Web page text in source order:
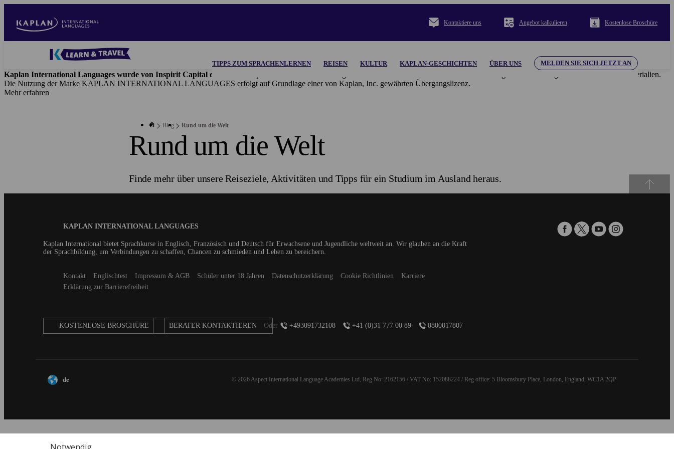
Inhalt
Kontaktiere uns Angebot kalkulieren Kostenlose Broschüre
Blog
Main
navigation
TIPPS ZUM SPRACHENLERNEN REISEN KULTUR KAPLAN-GESCHICHTEN ÜBER UNS MELDEN SIE SICH JETZT AN
Kaplan International Languages wurde von Inspirit Capital erworben.
Kaplan Inc. und seine Tochtergesellschaften übernehmen keinerlei Verantwortung für die hier dargestellten Inhalte und Materialien.
Die Nutzung der Marke KAPLAN INTERNATIONAL LANGUAGES erfolgt auf Grundlage einer von Kaplan, Inc. gewährten Übergangslizenz.
Mehr erfahren
Blog Rund um die Welt
Rund um die Welt
Finde mehr über unsere Reiseziele, Aktivitäten und Tipps für ein Studium im Ausland heraus.
KAPLAN INTERNATIONAL LANGUAGES
Kaplan International bietet Sprachkurse in Englisch, Französisch und Deutsch für Erwachsene und Jugendliche weltweit an. Wir glauben an die Kraft
der Sprachbildung, um Verbindungen zu schaffen, Chancen zu schmieden und Leben zu bereichern.
Secondary
Kontakt Englischtest Impressum & AGB Schüler unter 18 Jahren Datenschutzerklärung Cookie Richtlinien
Karriere
Erklärung zur Barrierefreiheit
KOSTENLOSE BROSCHÜRE BERATER KONTAKTIEREN Oder +493091732108 +41 (0)31 777 00 89 0800017807
de © 2026 Aspect International Language Academies Ltd, Reg No: 2162156 / VAT No: 152088224 / Reg office: 5 Bloomsbury Place, London, England, WC1A 2QP